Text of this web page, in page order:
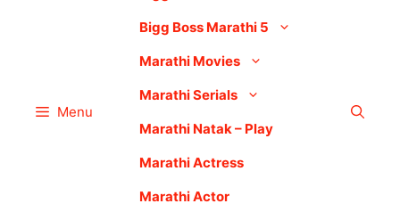
Menu
Bigg Boss Marathi 5
Marathi Movies
Marathi Serials
Marathi Natak – Play
Marathi Actress
Marathi Actor